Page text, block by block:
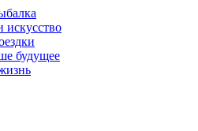
искусство
будущее